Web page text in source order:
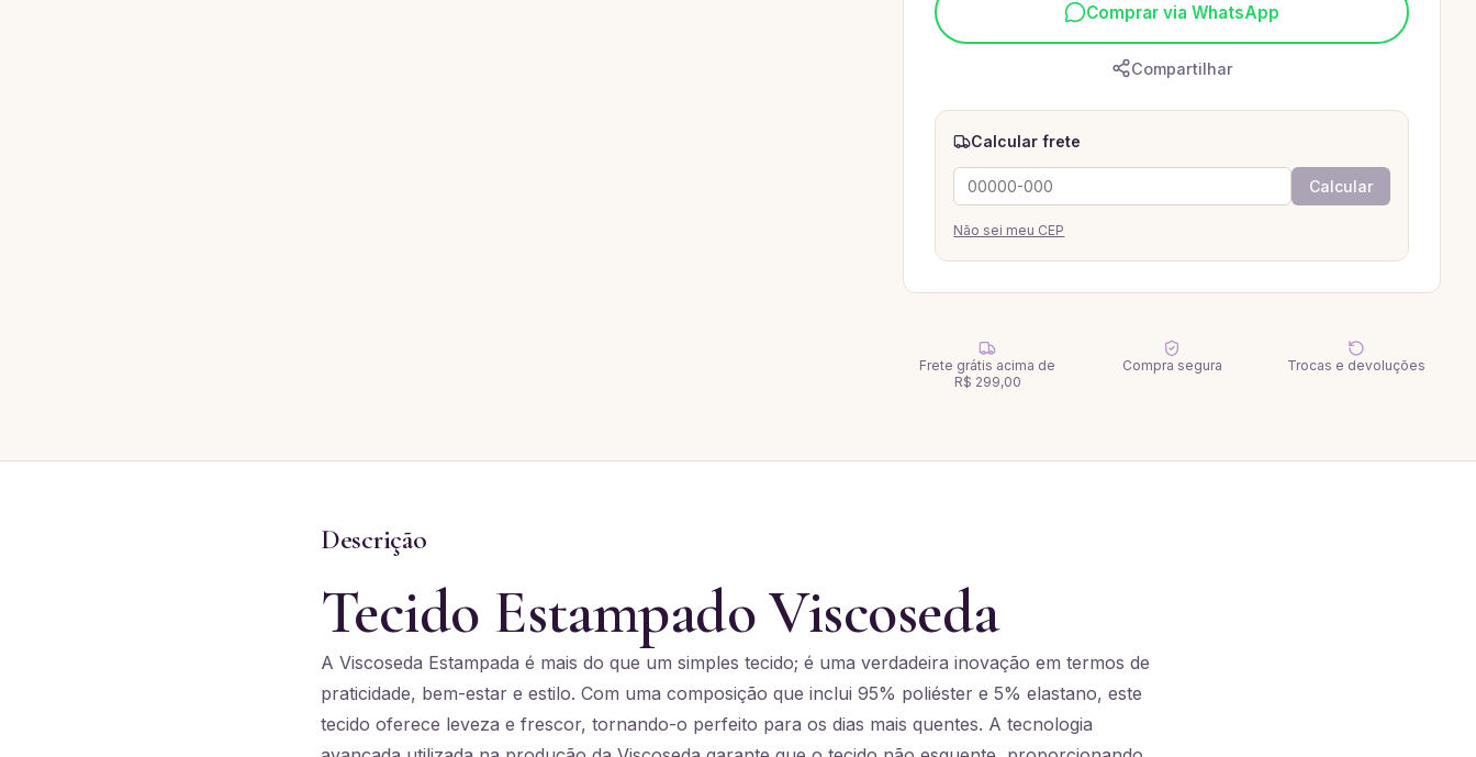
Comprar via WhatsApp
Compartilhar
Calcular frete
Calcular
Não sei meu CEP
Frete grátis acima de
R$ 299,00
Compra segura Trocas e devoluções
Descrição
Tecido Estampado Viscoseda
A Viscoseda Estampada é mais do que um simples tecido; é uma verdadeira inovação em termos de
praticidade, bem-estar e estilo. Com uma composição que inclui 95% poliéster e 5% elastano, este
tecido oferece leveza e frescor, tornando-o perfeito para os dias mais quentes. A tecnologia